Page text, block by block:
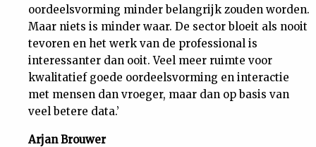
oordeelsvorming minder belangrijk zouden worden.
Maar niets is minder waar. De sector bloeit als nooit
tevoren en het werk van de professional is
interessanter dan ooit. Veel meer ruimte voor
kwalitatief goede oordeelsvorming en interactie
met mensen dan vroeger, maar dan op basis van
veel betere data.’
Arjan Brouwer